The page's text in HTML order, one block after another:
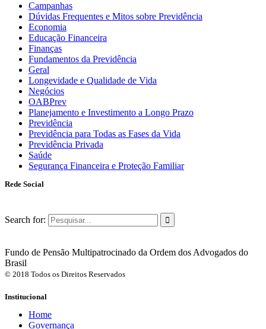
Campanhas
Dúvidas Frequentes e Mitos sobre Previdência
Economia
Educação Financeira
Finanças
Fundamentos da Previdência
Geral
Longevidade e Qualidade de Vida
Negócios
OABPrev
Planejamento e Investimento a Longo Prazo
Previdência
Previdência para Todas as Fases da Vida
Previdência Privada
Saúde
Segurança Financeira e Proteção Familiar
Rede Social
Search for:
Fundo de Pensão Multipatrocinado da Ordem dos Advogados do
Brasil
© 2018 Todos os Direitos Reservados
Institucional
Home
Governança